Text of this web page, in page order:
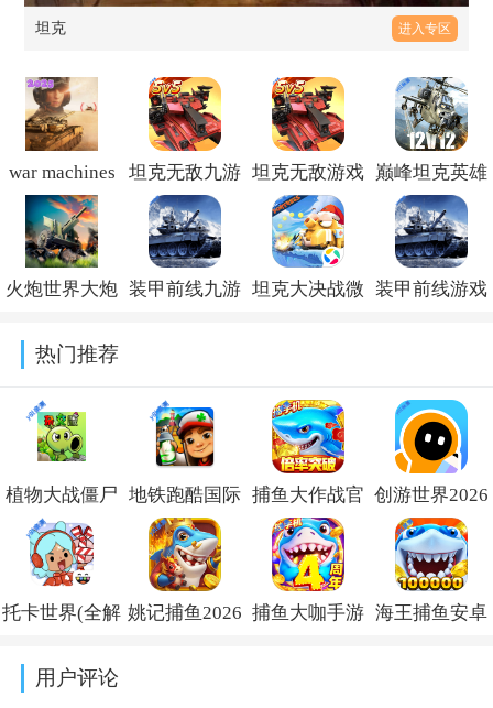
坦克 进入专区
war machines
无限钻石最新
版v8.66.2
坦克无敌九游
渠道服v13.1
坦克无敌游戏
官方正版v13.1
巅峰坦克英雄
互娱版本v7.2.0
火炮世界大炮 装甲前线九游 坦克大决战微 装甲前线游戏
热门推荐
植物大战僵尸
杂交版重制版
手机版下载
v0.19.1.0
地铁跑酷国际
服破解版下载
(Subway
Surf)v3.61.1
捕鱼大作战官
方版2026下载
v1.6.0.1
创游世界2026
最新版下载
v1.71.2
托卡世界(全解 姚记捕鱼2026 捕鱼大咖手游 海王捕鱼安卓
用户评论